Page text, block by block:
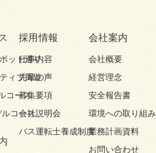
ット巡り
ィブ周遊
コース
コース
採用情報
仕事内容
先輩の声
募集要項
会社説明会
バス運転士養成制度
会社案内
会社概要
経営理念
安全報告書
環境への取り組み
業務計画資料
お問い合わせ